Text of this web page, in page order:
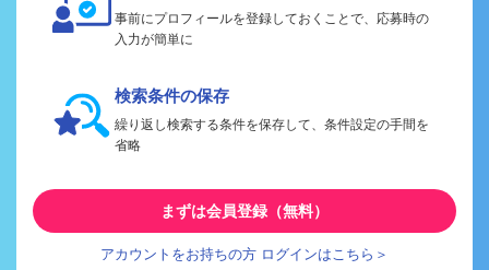
事前にプロフィールを登録しておくことで、応募時の
入力が簡単に
検索条件の保存
繰り返し検索する条件を保存して、条件設定の手間を
省略
まずは会員登録（無料）
アカウントをお持ちの方 ログインはこちら＞